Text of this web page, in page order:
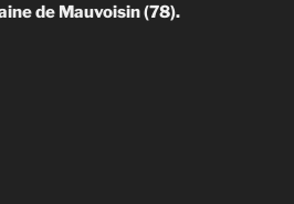
de Mauvoisin (78).